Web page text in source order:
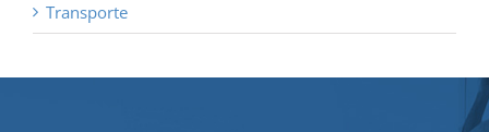
Transporte